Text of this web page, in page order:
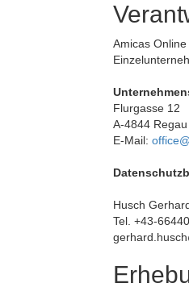
Amicas
Flurgasse 12
A-4844
E-Mail:
Husch
Tel. +43-